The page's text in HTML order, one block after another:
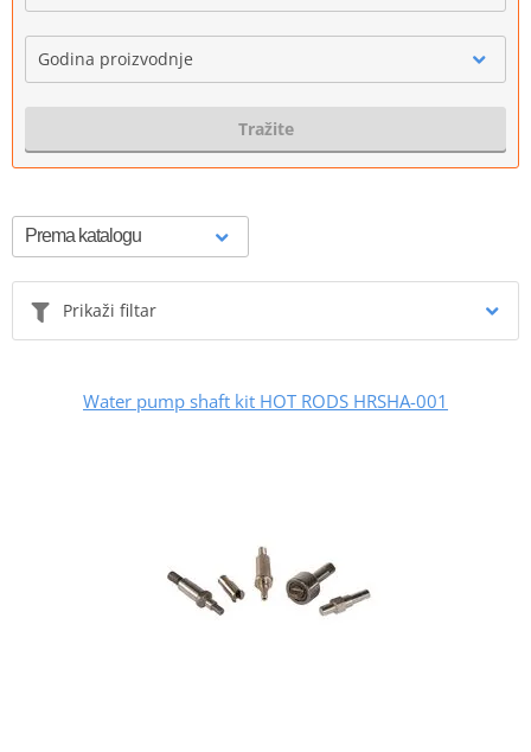
Godina proizvodnje
Tražite
Prikaži filtar
Water pump shaft kit HOT RODS HRSHA-001